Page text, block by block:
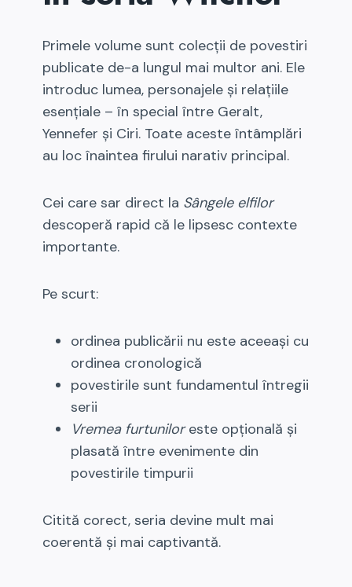
Primele volume sunt colecții de povestiri
publicate de-a lungul mai multor ani. Ele
introduc lumea, personajele și relațiile
esențiale – în special între Geralt,
Yennefer și Ciri. Toate aceste întâmplări
au loc înaintea firului narativ principal.
Cei care sar direct la Sângele elfilor
descoperă rapid că le lipsesc contexte
importante.
Pe scurt:
ordinea publicării nu este aceeași cu
ordinea cronologică
povestirile sunt fundamentul întregii
serii
Vremea furtuniloreste opțională și
plasată între evenimente din
povestirile timpurii
Citită corect, seria devine mult mai
coerentă și mai captivantă.